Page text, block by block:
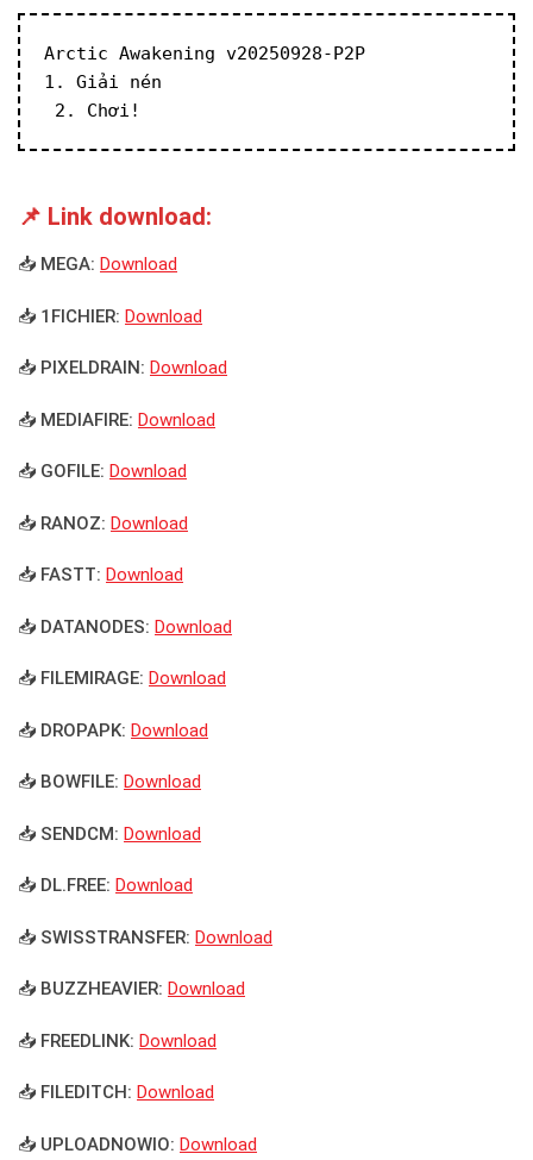
Arctic Awakening v20250928-P2P
1. Giải nén
2. Chơi!
📌 Link download:
📥 MEGA: Download
📥 1FICHIER: Download
📥 PIXELDRAIN: Download
📥 MEDIAFIRE: Download
📥 GOFILE: Download
📥 RANOZ: Download
📥 FASTT: Download
📥 DATANODES: Download
📥 FILEMIRAGE: Download
📥 DROPAPK: Download
📥 BOWFILE: Download
📥 SENDCM: Download
📥 DL.FREE: Download
📥 SWISSTRANSFER: Download
📥 BUZZHEAVIER: Download
📥 FREEDLINK: Download
📥 FILEDITCH: Download
📥 UPLOADNOWIO: Download